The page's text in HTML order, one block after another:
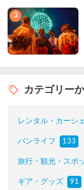
3
カテゴリー
レンタル・カーシ
バンライフ 133
旅行・観光・スポ
ギア・グッズ 91